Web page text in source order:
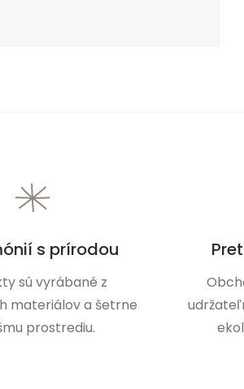
s prírodou
sú vyrábané z
materiálov a šetrne
prostrediu.